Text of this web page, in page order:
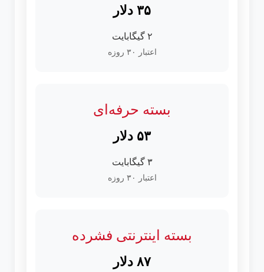
۳۵ دلار
۲ گیگابایت
اعتبار ۳۰ روزه
بسته حرفه‌ای
۵۳ دلار
۳ گیگابایت
اعتبار ۳۰ روزه
بسته اینترنتی فشرده
۸۷ دلار